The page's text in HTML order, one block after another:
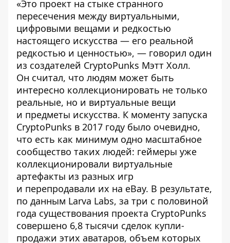
«Это проект на стыке странного
пересечения между виртуальными,
цифровыми вещами и редкостью
настоящего искусства — его реальной
редкостью и ценностью», — говорил один
из создателей CryptoPunks Мэтт Холл.
Он считал, что людям может быть
интересно коллекционировать не только
реальные, но и виртуальные вещи
и предметы искусства. К моменту запуска
CryptoPunks в 2017 году было очевидно,
что есть как минимум одно масштабное
сообщество таких людей: геймеры уже
коллекционировали виртуальные
артефакты из разных игр
и перепродавали их на eBay. В результате,
по данным Larva Labs, за три с половиной
года существования проекта CryptoPunks
совершено 6,8 тысячи сделок купли-
продажи этих аватаров, объем которых